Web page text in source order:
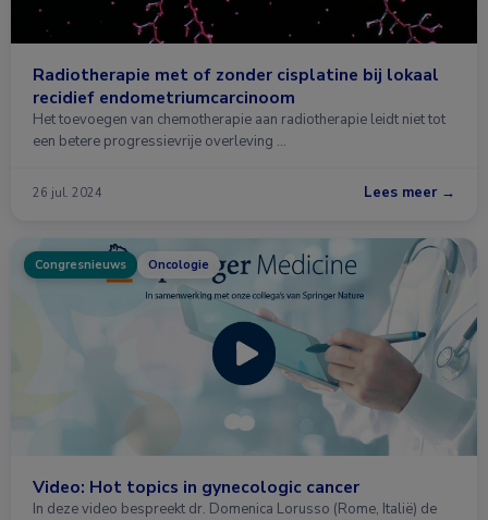
Radiotherapie met of zonder cisplatine bij lokaal
recidief endometriumcarcinoom
Het toevoegen van chemotherapie aan radiotherapie leidt niet tot
een betere progressievrije overleving …
26 jul. 2024 Lees meer →
Congresnieuws Oncologie
Video: Hot topics in gynecologic cancer
In deze video bespreekt dr. Domenica Lorusso (Rome, Italië) de